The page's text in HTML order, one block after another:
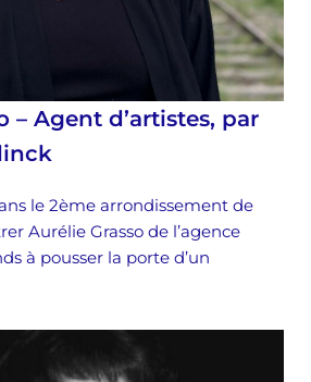
– Agent d’artistes, par
le 2ème arrondissement de
Aurélie Grasso de l’agence
à pousser la porte d’un